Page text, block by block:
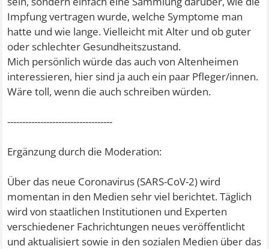
Impfung vertragen wurde, welche Symptome man
hatte und wie lange. Vielleicht mit Alter und ob guter
oder schlechter Gesundheitszustand.
Mich persönlich würde das auch von Altenheimen
interessieren, hier sind ja auch ein paar Pfleger/innen.
Wäre toll, wenn die auch schreiben würden.
-----------------------------------
Ergänzung durch die Moderation:
Über das neue Coronavirus (SARS-CoV-2) wird
momentan in den Medien sehr viel berichtet. Täglich
wird von staatlichen Institutionen und Experten
verschiedener Fachrichtungen neues veröffentlicht
und aktualisiert sowie in den sozialen Medien über das